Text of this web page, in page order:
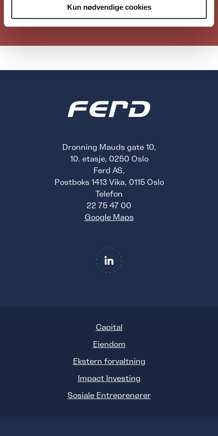
Kun nødvendige cookies
Dronning Mauds gate 10,
10. etasje, 0250 Oslo
Ferd AS,
Postboks 1413 Vika, 0115 Oslo
Telefon
22 75 47 00
Google Maps
Capital
Eiendom
Ekstern forvaltning
Impact Investing
Sosiale Entreprenører